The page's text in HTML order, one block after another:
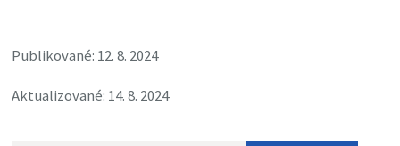
Publikované: 12. 8. 2024
Aktualizované: 14. 8. 2024